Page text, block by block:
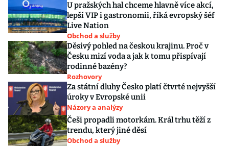
U pražských hal chceme hlavně více akcí,
lepší VIP i gastronomii, říká evropský šéf
Live Nation
Obchod a služby
Děsivý pohled na českou krajinu. Proč v
Česku mizí voda a jak k tomu přispívají
rodinné bazény?
Rozhovory
Za státní dluhy Česko platí čtvrté nejvyšší
úroky v Evropské unii
Názory a analýzy
Češi propadli motorkám. Král trhu těží z
trendu, který jiné děsí
Obchod a služby